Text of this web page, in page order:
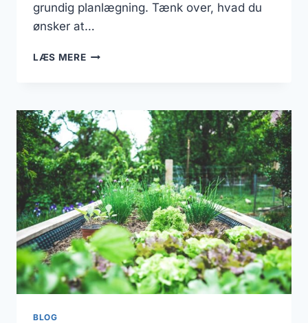
grundig planlægning. Tænk over, hvad du
ønsker at…
LÆS MEREGØR
SOMMER:
7
TIPS
TIL
SMUKKE
BLOMSTERBEDE
BLOG